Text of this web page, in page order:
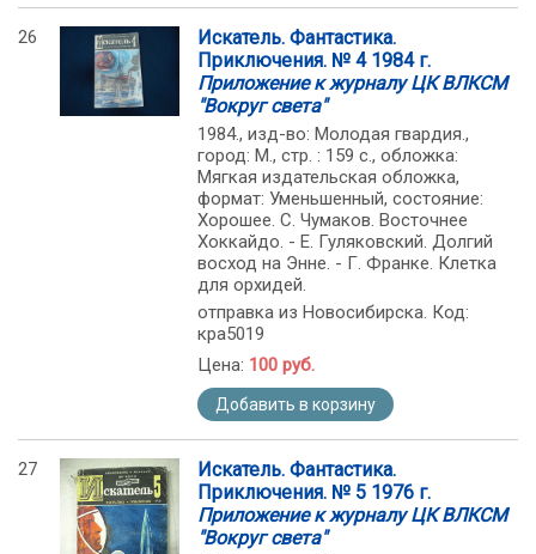
26
Искатель. Фантастика.
Приключения. № 4 1984 г.
Приложение к журналу ЦК ВЛКСМ
"Вокруг света"
1984., изд-во: Молодая гвардия.,
город: М., стр. : 159 с., обложка:
Мягкая издательская обложка,
формат: Уменьшенный, состояние:
Хорошее. С. Чумаков. Восточнее
Хоккайдо. - Е. Гуляковский. Долгий
восход на Энне. - Г. Франке. Клетка
для орхидей.
отправка из Новосибирска. Код:
кра5019
Цена: 100 руб.
Добавить в корзину
27
Искатель. Фантастика.
Приключения. № 5 1976 г.
Приложение к журналу ЦК ВЛКСМ
"Вокруг света"